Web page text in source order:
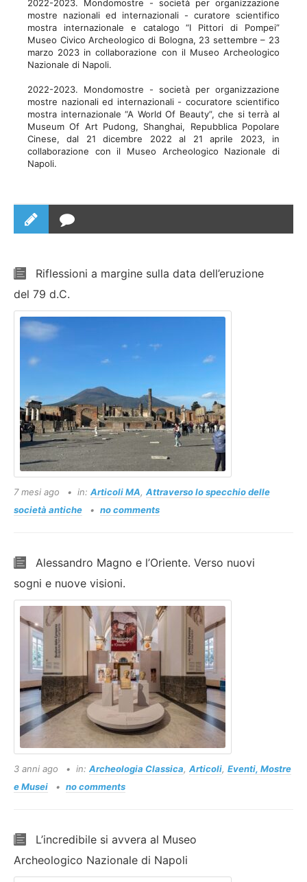
2022-2023. Mondomostre - società per organizzazione
mostre nazionali ed internazionali - curatore scientifico
mostra internazionale e catalogo “I Pittori di Pompei”
Museo Civico Archeologico di Bologna, 23 settembre – 23
marzo 2023 in collaborazione con il Museo Archeologico
Nazionale di Napoli.
2022-2023. Mondomostre - società per organizzazione
mostre nazionali ed internazionali - cocuratore scientifico
mostra internazionale “A World Of Beauty”, che si terrà al
Museum Of Art Pudong, Shanghai, Repubblica Popolare
Cinese, dal 21 dicembre 2022 al 21 aprile 2023, in
collaborazione con il Museo Archeologico Nazionale di
Napoli.
Riflessioni a margine sulla data dell’eruzione
del 79 d.C.
7 mesi ago in: Articoli MA, Attraverso lo specchio delle
società antiche
no comments
Alessandro Magno e l’Oriente. Verso nuovi
sogni e nuove visioni.
3 anni ago in: Archeologia Classica, Articoli, Eventi, Mostre
e Musei
no comments
L’incredibile si avvera al Museo
Archeologico Nazionale di Napoli